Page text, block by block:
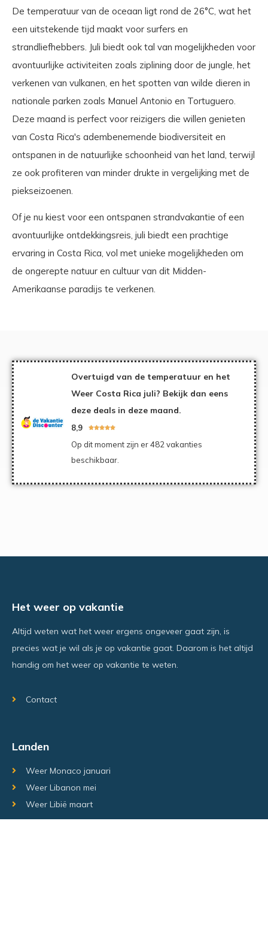
De temperatuur van de oceaan ligt rond de 26°C, wat het
een uitstekende tijd maakt voor surfers en
strandliefhebbers. Juli biedt ook tal van mogelijkheden voor
avontuurlijke activiteiten zoals ziplining door de jungle, het
verkenen van vulkanen, en het spotten van wilde dieren in
nationale parken zoals Manuel Antonio en Tortuguero.
Deze maand is perfect voor reizigers die willen genieten
van Costa Rica's adembenemende biodiversiteit en
ontspanen in de natuurlijke schoonheid van het land, terwijl
ze ook profiteren van minder drukte in vergelijking met de
piekseizoenen.
Of je nu kiest voor een ontspanen strandvakantie of een
avontuurlijke ontdekkingsreis, juli biedt een prachtige
ervaring in Costa Rica, vol met unieke mogelijkheden om
de ongerepte natuur en cultuur van dit Midden-
Amerikaanse paradijs te verkenen.
Overtuigd van de temperatuur en het
Weer Costa Rica juli? Bekijk dan eens
deze deals in deze maand.
8,9 
Op dit moment zijn er 482 vakanties
beschikbaar.
Het weer op vakantie
Altijd weten wat het weer ergens ongeveer gaat zijn, is
precies wat je wil als je op vakantie gaat. Daarom is het altijd
handig om het weer op vakantie te weten.
Contact
Landen
Weer Monaco januari
Weer Libanon mei
Weer Libië maart